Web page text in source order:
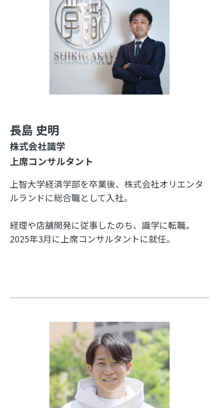
長島 史明
株式会社識学
上席コンサルタント
上智大学経済学部を卒業後、株式会社オリエンタ
ルランドに総合職として入社。
経理や店舗開発に従事したのち、識学に転職。
2025年3月に上席コンサルタントに就任。